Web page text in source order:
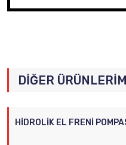
DIĞER
HIDROLIK EL FRENI